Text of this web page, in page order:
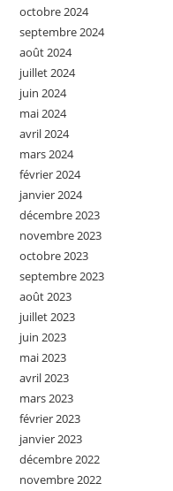
octobre 2024
septembre 2024
août 2024
juillet 2024
juin 2024
mai 2024
avril 2024
mars 2024
février 2024
janvier 2024
décembre 2023
novembre 2023
octobre 2023
septembre 2023
août 2023
juillet 2023
juin 2023
mai 2023
avril 2023
mars 2023
février 2023
janvier 2023
décembre 2022
novembre 2022